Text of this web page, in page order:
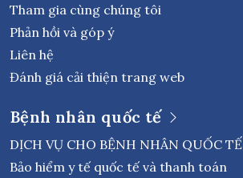
Tham gia cùng chúng tôi
Phản hồi và góp ý
Liên hệ
Đánh giá cải thiện trang web
Bệnh nhân quốc tế
DỊCH VỤ CHO BỆNH NHÂN QUỐC TẾ
Bảo hiểm y tế quốc tế và thanh toán